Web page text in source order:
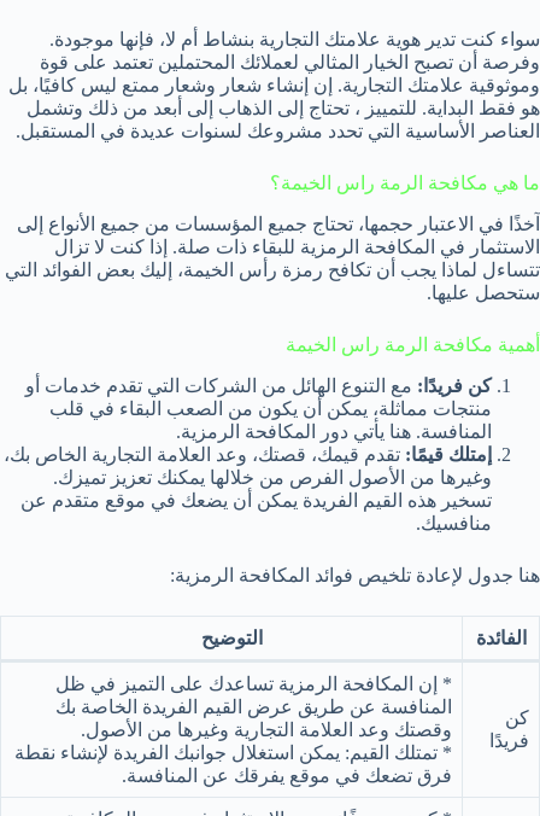
سواء كنت تدير هوية علامتك التجارية بنشاط أم لا، فإنها موجودة.
وفرصة أن تصبح الخيار المثالي لعملائك المحتملين تعتمد على قوة
وموثوقية علامتك التجارية. إن إنشاء شعار وشعار ممتع ليس كافيًا، بل
هو فقط البداية. للتمييز ، تحتاج إلى الذهاب إلى أبعد من ذلك وتشمل
العناصر الأساسية التي تحدد مشروعك لسنوات عديدة في المستقبل.
ما هي مكافحة الرمة راس الخيمة؟
آخذًا في الاعتبار حجمها، تحتاج جميع المؤسسات من جميع الأنواع إلى
الاستثمار في المكافحة الرمزية للبقاء ذات صلة. إذا كنت لا تزال
تتساءل لماذا يجب أن تكافح رمزة رأس الخيمة، إليك بعض الفوائد التي
ستحصل عليها.
أهمية مكافحة الرمة راس الخيمة
كن فريدًا: مع التنوع الهائل من الشركات التي تقدم خدمات أو
منتجات مماثلة، يمكن أن يكون من الصعب البقاء في قلب
المنافسة. هنا يأتي دور المكافحة الرمزية.
إمتلك قيمًا: تقدم قيمك، قصتك، وعد العلامة التجارية الخاص بك،
وغيرها من الأصول الفرص من خلالها يمكنك تعزيز تميزك.
تسخير هذه القيم الفريدة يمكن أن يضعك في موقع متقدم عن
منافسيك.
هنا جدول لإعادة تلخيص فوائد المكافحة الرمزية:
الفائدة التوضيح
كن
فريدًا
* إن المكافحة الرمزية تساعدك على التميز في ظل
المنافسة عن طريق عرض القيم الفريدة الخاصة بك
وقصتك وعد العلامة التجارية وغيرها من الأصول.
* تمتلك القيم: يمكن استغلال جوانبك الفريدة لإنشاء نقطة
فرق تضعك في موقع يفرقك عن المنافسة.